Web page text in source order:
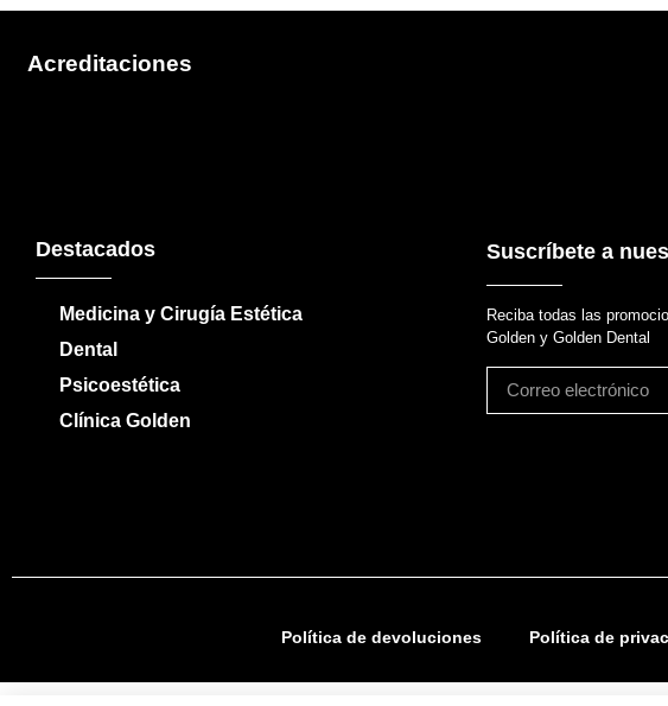
Acreditaciones
Destacados
Medicina y Cirugía Estética
Dental
Psicoestética
Clínica Golden
Suscríbete a
Reciba todas las
Golden y Golden Dental
Política de devoluciones Política de